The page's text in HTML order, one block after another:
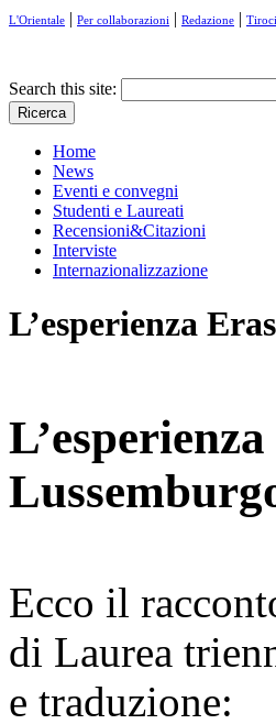
L'Orientale | Per collaborazioni | Redazione |
Search this site:
Home
News
Eventi e convegni
Studenti e Laureati
Recensioni&Citazioni
Interviste
Internazionalizzazione
L’esperienza
Ecco il
di Laurea
e traduzione: